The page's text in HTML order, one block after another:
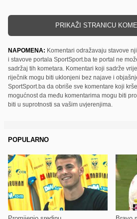
PRIKAŽI STRANICU
NAPOMENA: Komentari odražavaju stavove
i stavove portala SportSport.ba te portal ne
sadržaj tih kometara. Komentari koji sadrže
riječnik mogu biti uklonjeni bez najave i
SportSport.ba da obriše sve komentare koji
mogućnost da među komentarima mogu biti
biti u suprotnosti sa vašim uvjerenjima.
POPULARNO